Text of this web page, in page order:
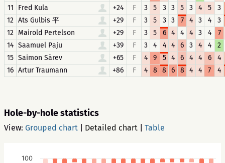
11
Fred Kula +24 F 3 5 3 3 5 3 4 5
3
12 Ats Gulbis 平 +29 F 3 5 3 3 7 4 3 4
3
12 Mairold Pertelson +29 F 3 5 6 4 4 4 3 4
7
14 Saamuel Paju +39 F 3 4 4 4 6 3 4 4
2
15 Saimon Särev +65 F 4 9 5 4 6 4 4 6
4
16 Artur Traumann +86 F 4 8 8 6 8 4 4 7 4
Hole-by-hole statistics
View: Grouped chart Detailed chart Table
100